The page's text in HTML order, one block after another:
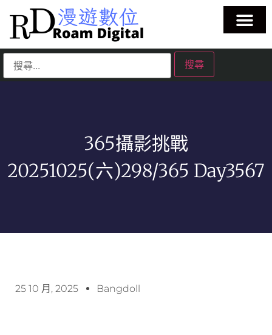
365攝影挑戰
20251025(六)298/365 Day3567
25 10 月, 2025 Bangdoll